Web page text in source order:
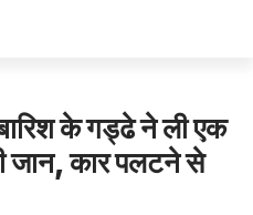
के गड्ढे ने ली एक
जान, कार पलटने से